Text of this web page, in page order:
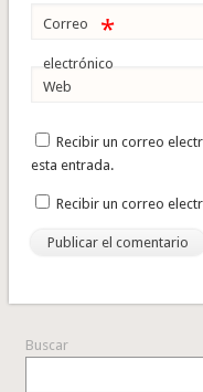
Correo
electrónico
*
Web
Recibir un correo
esta entrada.
Recibir un correo
Buscar